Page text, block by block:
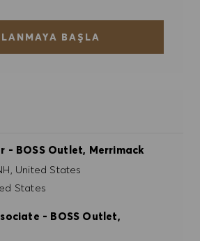
BAŞLA
- BOSS Outlet, Merrimack
United States
States
- BOSS Outlet,